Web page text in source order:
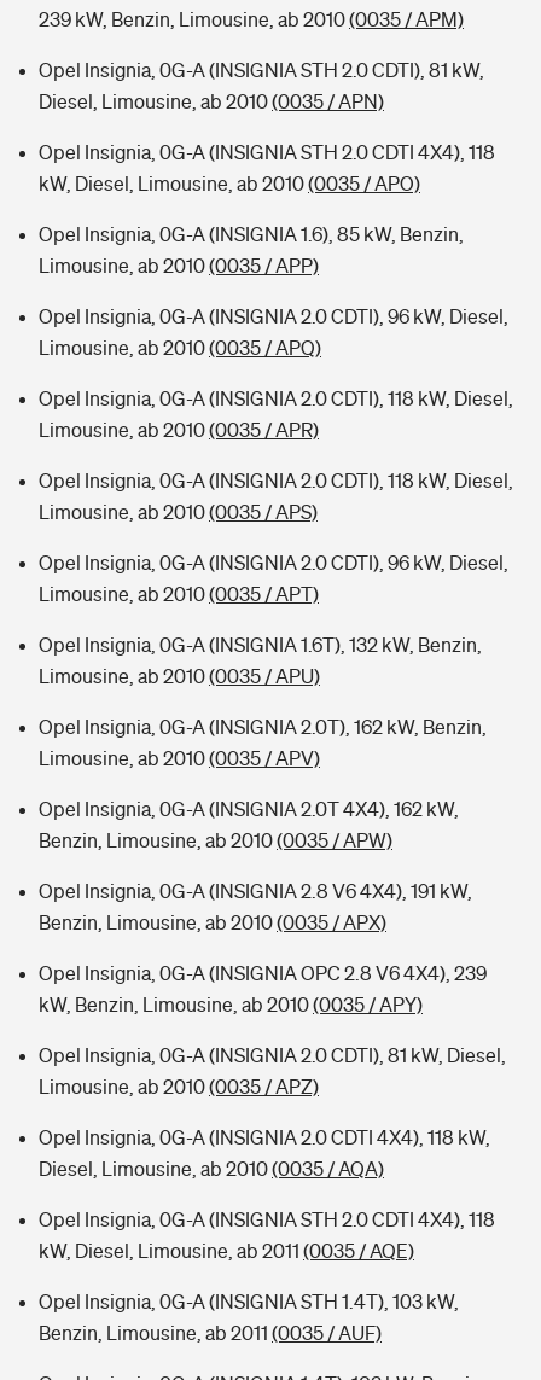
239 kW, Benzin, Limousine, ab 2010(0035 / APM)
Opel Insignia, 0G-A (INSIGNIA STH 2.0 CDTI), 81 kW,
Diesel, Limousine, ab 2010(0035 / APN)
Opel Insignia, 0G-A (INSIGNIA STH 2.0 CDTI 4X4), 118
kW, Diesel, Limousine, ab 2010(0035 / APO)
Opel Insignia, 0G-A (INSIGNIA 1.6), 85 kW, Benzin,
Limousine, ab 2010(0035 / APP)
Opel Insignia, 0G-A (INSIGNIA 2.0 CDTI), 96 kW, Diesel,
Limousine, ab 2010(0035 / APQ)
Opel Insignia, 0G-A (INSIGNIA 2.0 CDTI), 118 kW, Diesel,
Limousine, ab 2010(0035 / APR)
Opel Insignia, 0G-A (INSIGNIA 2.0 CDTI), 118 kW, Diesel,
Limousine, ab 2010(0035 / APS)
Opel Insignia, 0G-A (INSIGNIA 2.0 CDTI), 96 kW, Diesel,
Limousine, ab 2010(0035 / APT)
Opel Insignia, 0G-A (INSIGNIA 1.6T), 132 kW, Benzin,
Limousine, ab 2010(0035 / APU)
Opel Insignia, 0G-A (INSIGNIA 2.0T), 162 kW, Benzin,
Limousine, ab 2010(0035 / APV)
Opel Insignia, 0G-A (INSIGNIA 2.0T 4X4), 162 kW,
Benzin, Limousine, ab 2010(0035 / APW)
Opel Insignia, 0G-A (INSIGNIA 2.8 V6 4X4), 191 kW,
Benzin, Limousine, ab 2010(0035 / APX)
Opel Insignia, 0G-A (INSIGNIA OPC 2.8 V6 4X4), 239
kW, Benzin, Limousine, ab 2010(0035 / APY)
Opel Insignia, 0G-A (INSIGNIA 2.0 CDTI), 81 kW, Diesel,
Limousine, ab 2010(0035 / APZ)
Opel Insignia, 0G-A (INSIGNIA 2.0 CDTI 4X4), 118 kW,
Diesel, Limousine, ab 2010(0035 / AQA)
Opel Insignia, 0G-A (INSIGNIA STH 2.0 CDTI 4X4), 118
kW, Diesel, Limousine, ab 2011 (0035 / AQE)
Opel Insignia, 0G-A (INSIGNIA STH 1.4T), 103 kW,
Benzin, Limousine, ab 2011 (0035 / AUF)